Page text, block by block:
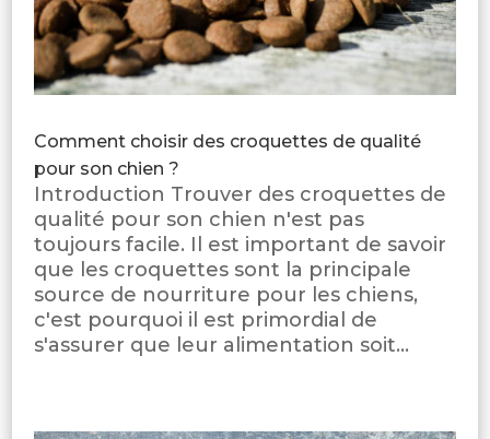
Comment choisir des croquettes de qualité
pour son chien ?
Introduction Trouver des croquettes de
qualité pour son chien n'est pas
toujours facile. Il est important de savoir
que les croquettes sont la principale
source de nourriture pour les chiens,
c'est pourquoi il est primordial de
s'assurer que leur alimentation soit...